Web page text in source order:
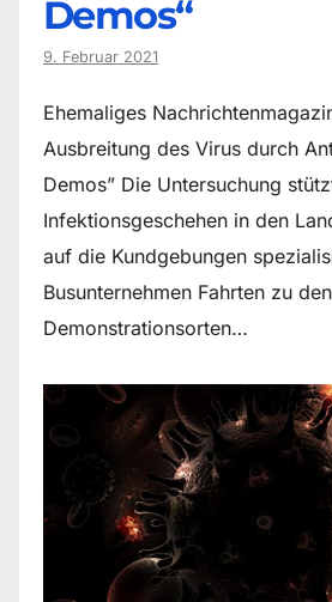
Demos“
9. Februar 2021
Ehemaliges
Ausbreitung des Virus durch
Demos” Die Untersuchung
Infektionsgeschehen in den
auf die Kundgebungen
Busunternehmen Fahrten zu
Demonstrationsorten…